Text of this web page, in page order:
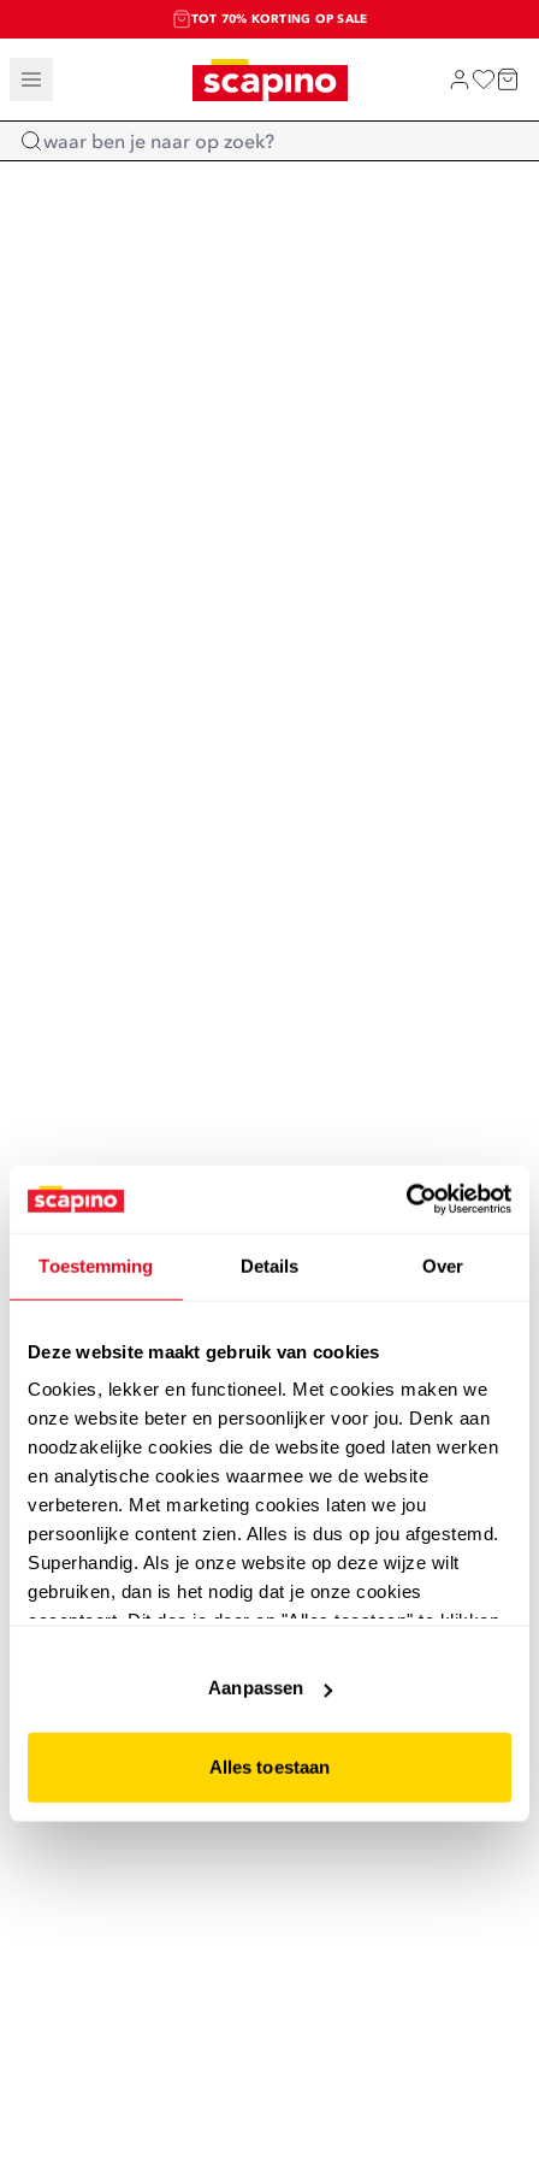
Toestemming Details Over
Deze website maakt gebruik van cookies
Cookies, lekker en functioneel. Met cookies maken we
onze website beter en persoonlijker voor jou. Denk aan
noodzakelijke cookies die de website goed laten werken
en analytische cookies waarmee we de website
verbeteren. Met marketing cookies laten we jou
persoonlijke content zien. Alles is dus op jou afgestemd.
Superhandig. Als je onze website op deze wijze wilt
gebruiken, dan is het nodig dat je onze cookies
accepteert. Dit doe je door op "Alles toestaan" te klikken.
website niet optimaal functioneert.
Aanpassen
Alles toestaan
TOT 70% KORTING OP SALE
SALE: LAATSTE KANS!
SHOP NIEUW
Home